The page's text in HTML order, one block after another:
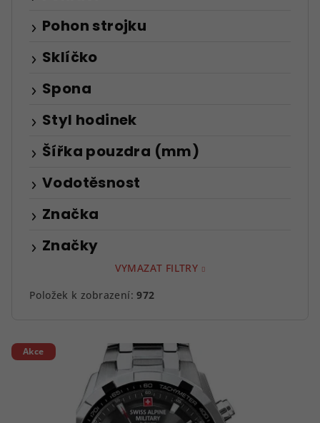
Značky
Pohon strojku
Sklíčko
Spona
Styl hodinek
Šířka pouzdra (mm)
Vodotěsnost
Značka
VYMAZAT FILTRY
Položek k zobrazení:972
V
ý Akce